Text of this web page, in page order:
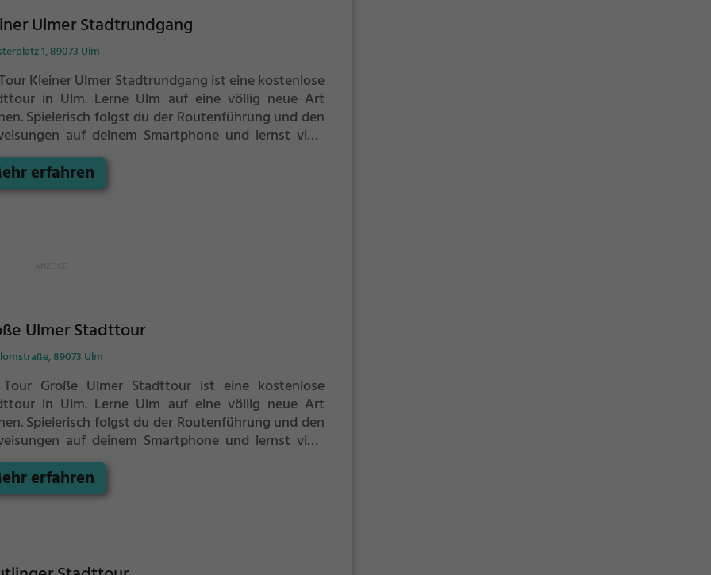
Ulmer Stadtrundgang
1, 89073 Ulm
Kleiner Ulmer Stadtrundgang ist eine kostenlose
in Ulm. Lerne Ulm auf eine völlig neue Art
Spielerisch folgst du der Routenführung und den
auf deinem Smartphone und lernst viele
Ecken von Ulm kennen.
erfahren
Ulmer Stadttour
89073 Ulm
Große Ulmer Stadttour ist eine kostenlose
in Ulm. Lerne Ulm auf eine völlig neue Art
Spielerisch folgst du der Routenführung und den
auf deinem Smartphone und lernst viele
Ecken von Ulm kennen.
erfahren